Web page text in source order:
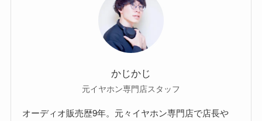
かじかじ
元イヤホン専門店スタッフ
オーディオ販売歴9年。元々イヤホン専門店で店長や